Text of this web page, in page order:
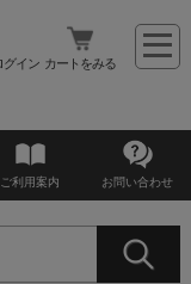
グイン カートをみる
ご利用案内 お問い合わせ